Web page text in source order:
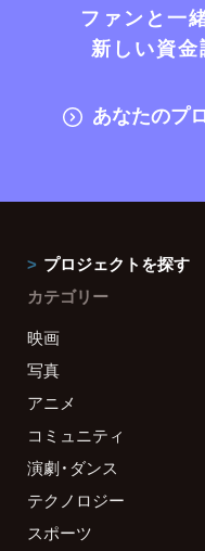
ファンと一
新しい資
あなたのプ
プロジェクトを探す
カテゴリー
映画
写真
アニメ
コミュニティ
演劇・ダンス
テクノロジー
スポーツ